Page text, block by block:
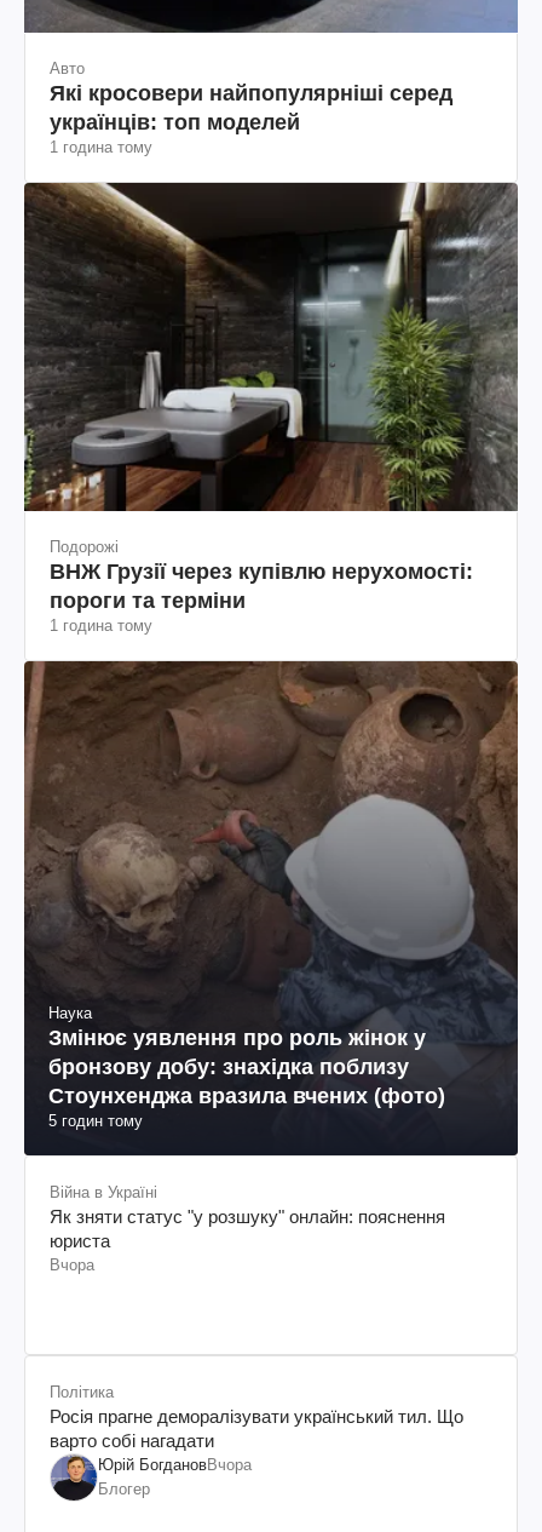
Авто
Які кросовери найпопулярніші серед
українців: топ моделей
1 година тому
Подорожі
ВНЖ Грузії через купівлю нерухомості:
пороги та терміни
1 година тому
Наука
Змінює уявлення про роль жінок у
бронзову добу: знахідка поблизу
Стоунхенджа вразила вчених (фото)
5 годин тому
Війна в Україні
Як зняти статус "у розшуку" онлайн: пояснення
юриста
Вчора
Політика
Росія прагне деморалізувати український тил. Що
варто собі нагадати
Юрій БогдановВчора
Блогер